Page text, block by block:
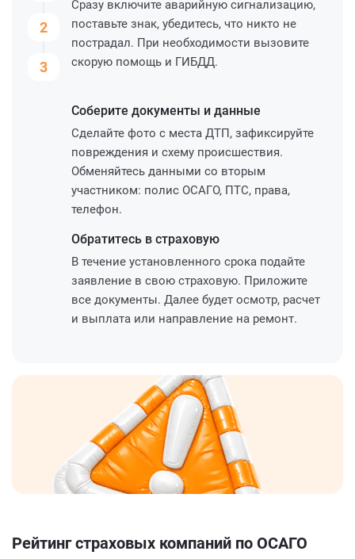
2
3
Сразу включите аварийную сигнализацию,
поставьте знак, убедитесь, что никто не
пострадал. При необходимости вызовите
скорую помощь и ГИБДД.
Соберите документы и данные
Сделайте фото с места ДТП, зафиксируйте
повреждения и схему происшествия.
Обменяйтесь данными со вторым
участником: полис ОСАГО, ПТС, права,
телефон.
Обратитесь в страховую
В течение установленного срока подайте
заявление в свою страховую. Приложите
все документы. Далее будет осмотр, расчет
и выплата или направление на ремонт.
Рейтинг страховых компаний по ОСАГО